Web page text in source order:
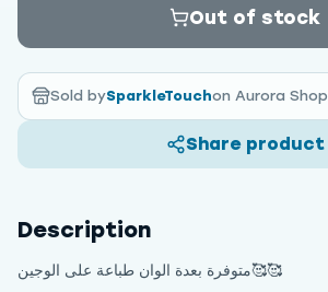
Out of stock
Sold bySparkleTouchon Aurora Shop
Share product
Description
متوفرة بعدة الوان طباعة على الوجين🥰🥰